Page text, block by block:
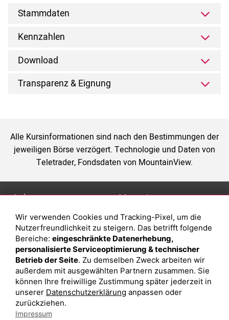
Stammdaten
Kennzahlen
Download
Transparenz & Eignung
Alle Kursinformationen sind nach den Bestimmungen der
jeweiligen Börse verzögert. Technologie und Daten von
Teletrader, Fondsdaten von MountainView.
Anlage
Depot eröffnen
Depot vergleichen
Junior Depot
Top-Seller-Fonds
Top-Fonds
Fonds-Suche
Magazin
Was sind sind ETFs?
Sparplan Vorteile
Was ist ein Fonds?
Wir verwenden Cookies und Tracking-Pixel, um die
Nutzerfreundlichkeit zu steigern. Das betrifft folgende
Bereiche: eingeschränkte Datenerhebung,
personalisierte Serviceoptimierung & technischer
Betrieb der Seite. Zu demselben Zweck arbeiten wir
außerdem mit ausgewählten Partnern zusammen. Sie
können Ihre freiwillige Zustimmung später jederzeit in
unserer Datenschutzerklärung anpassen oder
zurückziehen.
Impressum